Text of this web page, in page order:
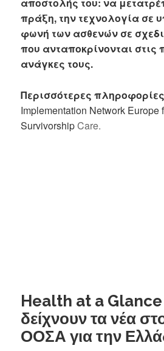
πράξη, την τεχνολογία σε
φωνή των ασθενών σε
που ανταποκρίνονται στις
ανάγκες τους.
Περισσότερες
Implementation Network Europe
SurvivorshipCare.
Health at a Glance
δείχνουν τα νέα
ΟΟΣΑ για την